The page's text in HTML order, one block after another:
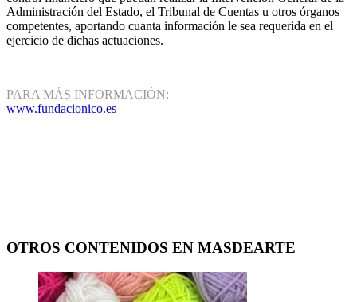
Administración del Estado, el Tribunal de Cuentas u otros órganos
competentes, aportando cuanta información le sea requerida en el
ejercicio de dichas actuaciones.
PARA MÁS INFORMACIÓN:
www.fundacionico.es
OTROS CONTENIDOS EN MASDEARTE